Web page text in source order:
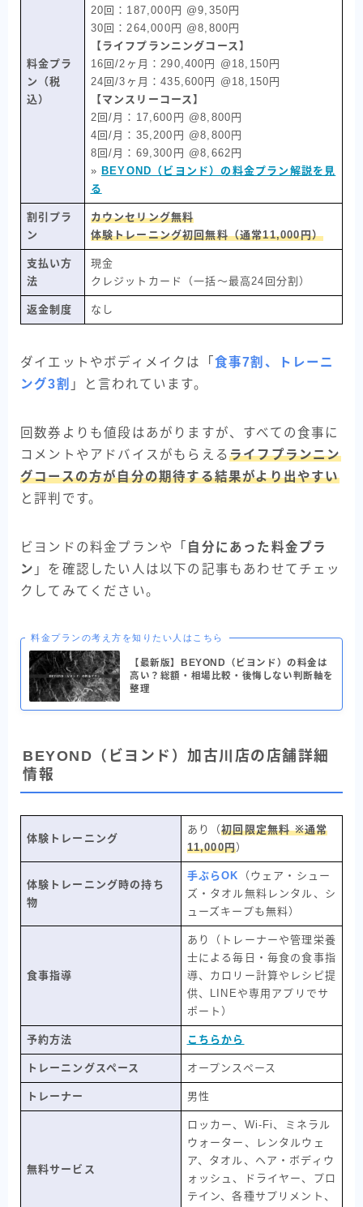
料金プラ
ン（税
込）
20回：187,000円 @9,350円
30回：264,000円 @8,800円
【ライフプランニングコース】
16回/2ヶ月：290,400円 @18,150円
24回/3ヶ月：435,600円 @18,150円
【マンスリーコース】
2回/月：17,600円 @8,800円
4回/月：35,200円 @8,800円
8回/月：69,300円 @8,662円
» BEYOND（ビヨンド）の料金プラン解説を見
る
割引プラ
ン
カウンセリング無料
体験トレーニング初回無料（通常11,000円）
支払い方
法
現金
クレジットカード（一括〜最高24回分割）
返金制度 なし
ダイエットやボディメイクは「 食事7割、トレーニ
ング3割 」と言われています。
回数券よりも値段はあがりますが、すべての食事に
コメントやアドバイスがもらえるライフプランニン
グコースの方が自分の期待する結果がより出やすい
と評判です。
ビヨンドの料金プランや「 自分にあった料金プラ
ン 」を確認したい人は以下の記事もあわせてチェッ
クしてみてください。
料金プランの考え方を知りたい人はこちら
【最新版】BEYOND（ビヨンド）の料金は
高い？総額・相場比較・後悔しない判断軸を
整理
BEYOND（ビヨンド）加古川店の店舗詳細
情報
体験トレーニング
あり（初回限定無料 ※通常
11,000円）
体験トレーニング時の持ち
物
手ぶらOK （ウェア・シュー
ズ・タオル無料レンタル、シ
ューズキープも無料）
食事指導
あり（トレーナーや管理栄養
士による毎日・毎食の食事指
導、カロリー計算やレシピ提
供、LINEや専用アプリでサ
ポート）
予約方法 こちらから
トレーニングスペース オープンスペース
トレーナー 男性
無料サービス
ロッカー、Wi-Fi、ミネラル
ウォーター、レンタルウェ
ア、タオル、ヘア・ボディウ
ォッシュ、ドライヤー、プロ
テイン、各種サプリメント、